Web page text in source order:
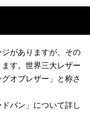
がありますが、その
す。世界三大レザー
オブレザー」と称さ
バン」について詳し